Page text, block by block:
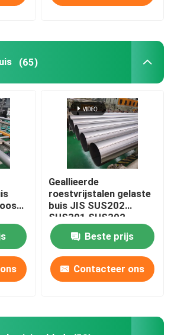
(65)
Geallieerde
roestvrijstalen gelaste
buis JIS SUS202
SUS301 SUS302
SCH40 naadloos helder
Beste prijs
Contacteer ons